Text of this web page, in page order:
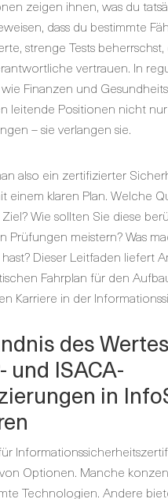
zeigen ihnen, was du
dass du bestimmte
strenge Tests
vertrauen. In
Finanzen und
leitende Positionen nicht
– sie verlangen sie.
also ein zertifizierter
einem klaren Plan. Welche
Wie sollten Sie diese
Prüfungen meistern? Was
Dieser Leitfaden liefert
Fahrplan für den
Karriere in der
des
und ISACA-
in
Optionen. Manche
Technologien. Andere